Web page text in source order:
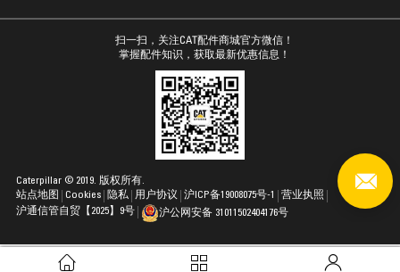
扫一扫，关注CAT配件商城官方微信！
掌握配件知识，获取最新优惠信息！
站点地图 Cookies 隐私 用户协议
Caterpillar © 2019. 版权所有.
沪ICP备19008075号-1
营业执照
沪通信管自贸【2025】9号
沪公网安备 31011502404176号